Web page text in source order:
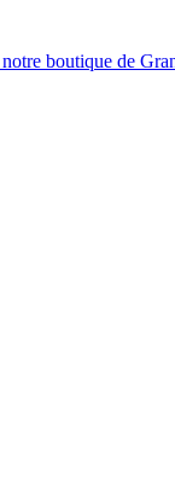
boutique de